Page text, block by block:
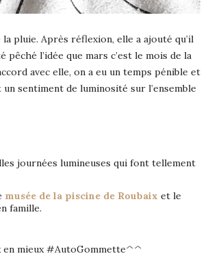
pluie. Après réflexion, elle a ajouté qu’il
l’idée que mars c’est le mois de la
avec elle, on a eu un temps pénible et
sentiment de luminosité sur l’ensemble
journées lumineuses qui font tellement
musée de la piscine de Roubaix et le
famille.
en mieux #AutoGommette^^